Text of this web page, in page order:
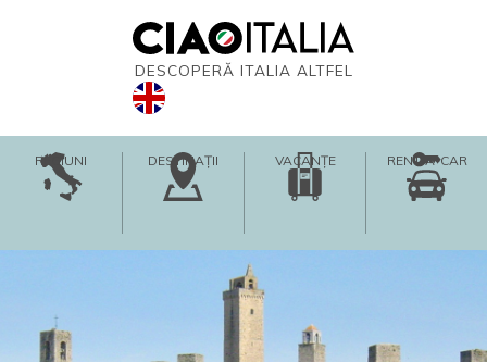
DESCOPERĂ ITALIA ALTFEL
REGIUNI DESTINAȚII VACANȚE RENT-A-CAR